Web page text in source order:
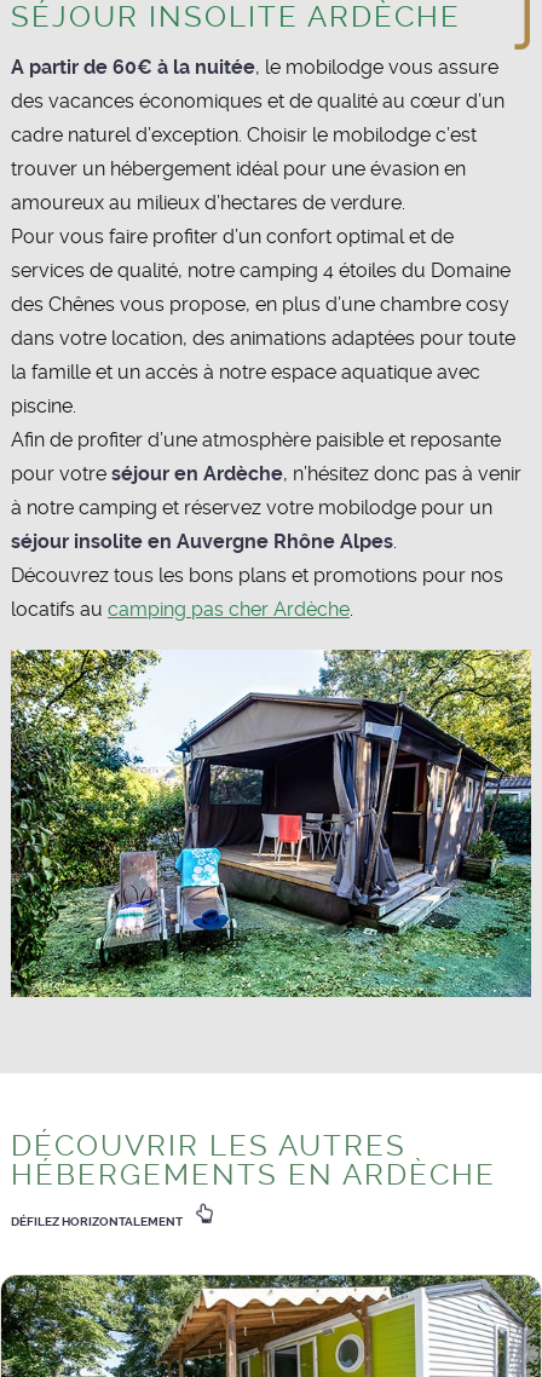
SÉJOUR INSOLITE ARDÈCHE
A partir de 60€ à la nuitée, le mobilodge vous assure
des vacances économiques et de qualité au cœur d’un
cadre naturel d’exception. Choisir le mobilodge c’est
trouver un hébergement idéal pour une évasion en
amoureux au milieux d’hectares de verdure.
Pour vous faire profiter d’un confort optimal et de
services de qualité, notre camping 4 étoiles du Domaine
des Chênes vous propose, en plus d’une chambre cosy
dans votre location, des animations adaptées pour toute
la famille et un accès à notre espace aquatique avec
piscine.
Afin de profiter d’une atmosphère paisible et reposante
pour votre séjour en Ardèche, n’hésitez donc pas à venir
à notre camping et réservez votre mobilodge pour un
séjour insolite en Auvergne Rhône Alpes.
Découvrez tous les bons plans et promotions pour nos
locatifs au camping pas cher Ardèche.
DÉCOUVRIR LES AUTRES
HÉBERGEMENTS EN ARDÈCHE
DÉFILEZ HORIZONTALEMENT